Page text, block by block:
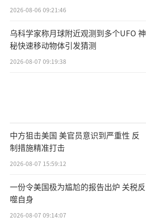
2026-08-06 09:21:46
乌科学家称月球附近观测到多个UFO 神
秘快速移动物体引发猜测
2026-08-07 09:19:38
中方狙击美国 美官员意识到严重性 反
制措施精准打击
2026-08-07 15:59:12
一份令美国极为尴尬的报告出炉 关税反
噬自身
2026-08-07 09:14:07